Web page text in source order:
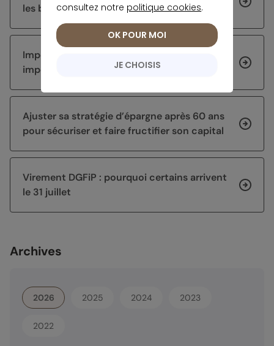
les bons réflexes à avoir
Impôts 2026 : corriger sa déclaration sur
impots.gouv.fr
Ajuster sa stratégie d’épargne après 60 ans
pour sécuriser et faire fructifier son capital
Virement DGFiP : pourquoi certains arrivent
le 31 juillet
Archives
2026 2025 2024 2023
2022
consultez notre politique cookies.
JE CHOISIS
OK POUR MOI